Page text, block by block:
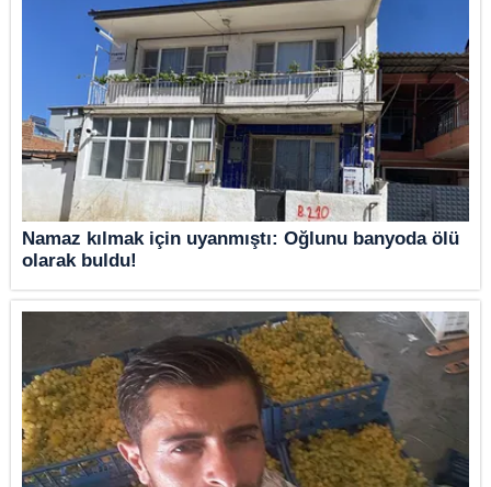
Namaz kılmak için uyanmıştı: Oğlunu banyoda ölü
olarak buldu!